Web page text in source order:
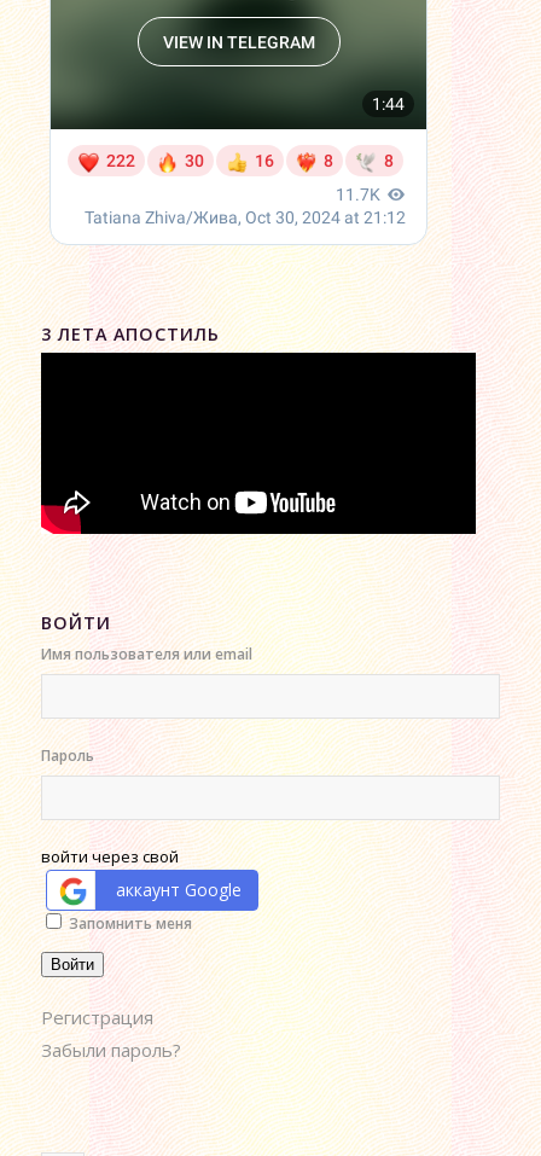
3 ЛЕТА АПОСТИЛЬ
ВОЙТИ
Имя пользователя или email
Пароль
войти через свой
аккаунт Google
Alternative:
Запомнить меня
Войти
Регистрация
Забыли пароль?